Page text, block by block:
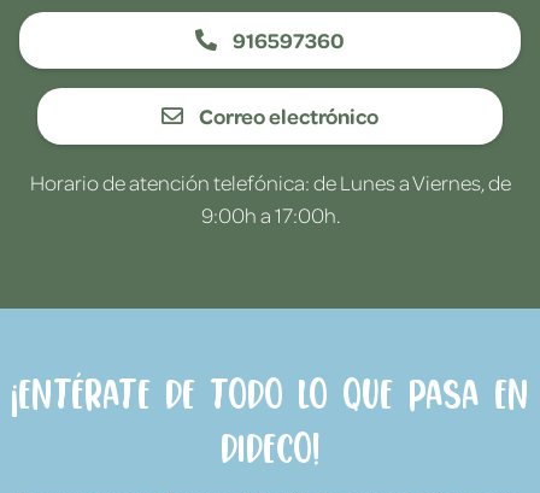
916597360
Correo electrónico
Horario de atención telefónica: de Lunes a Viernes, de
9:00h a 17:00h.
¡Entérate de todo lo que pasa en
Dideco!